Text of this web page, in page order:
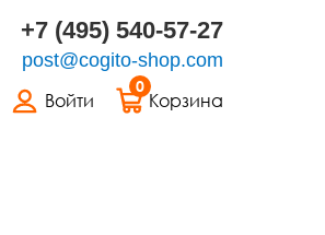
+7 (495) 540-57-27
post@cogito-shop.com
Войти
0
Корзина